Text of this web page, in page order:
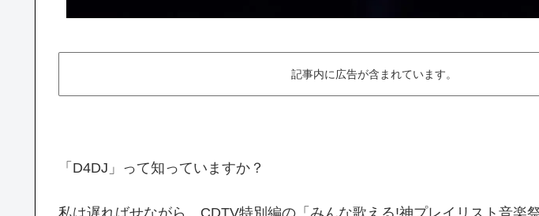
記事内に広告が含まれています。
「D4DJ」って知っていますか？